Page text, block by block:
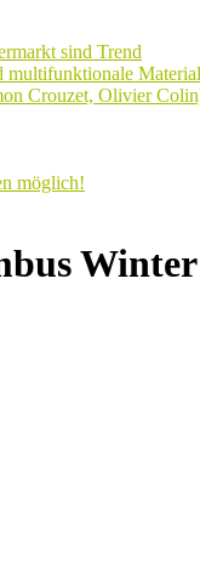
sind Trend
multifunktionale
Crouzet, Olivier
möglich!